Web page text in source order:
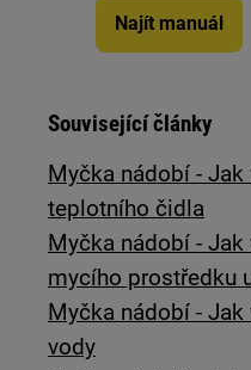
Najít manuál
Související články
Myčka nádobí -
teplotního čidla
Myčka nádobí -
mycího prostředku
Myčka nádobí -
vody